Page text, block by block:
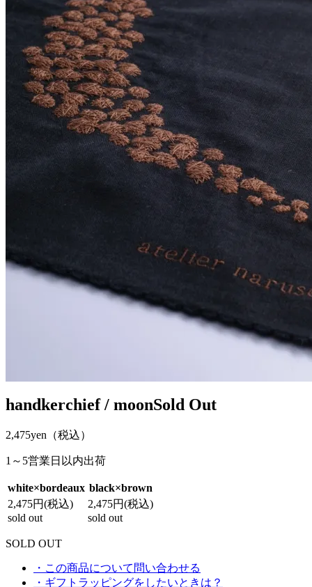
handkerchief / moonSold Out
2,475yen （税込）
1～5営業日以内出荷
white×bordeaux black×brown
2,475円(税込)
sold out
2,475円(税込)
sold out
SOLD OUT
・この商品について問い合わせる
・ギフトラッピングをしたいときは？